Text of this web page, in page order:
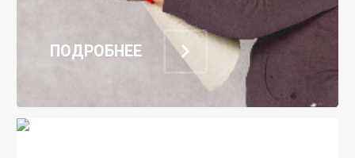
ПОДРОБНЕЕ